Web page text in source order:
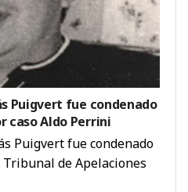
Puigvert fue condenado
caso Aldo Perrini
Puigvert fue condenado
de Apelaciones